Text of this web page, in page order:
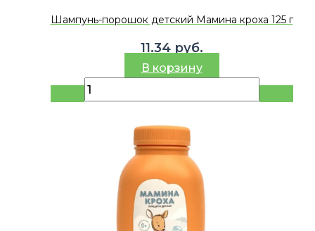
Шампунь-порошок детский Мамина кроха 125 г
11.34 руб.
В корзину